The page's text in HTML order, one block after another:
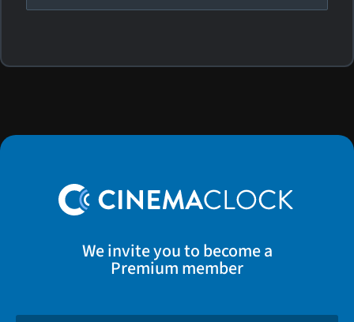
We invite you to become a
Premium member